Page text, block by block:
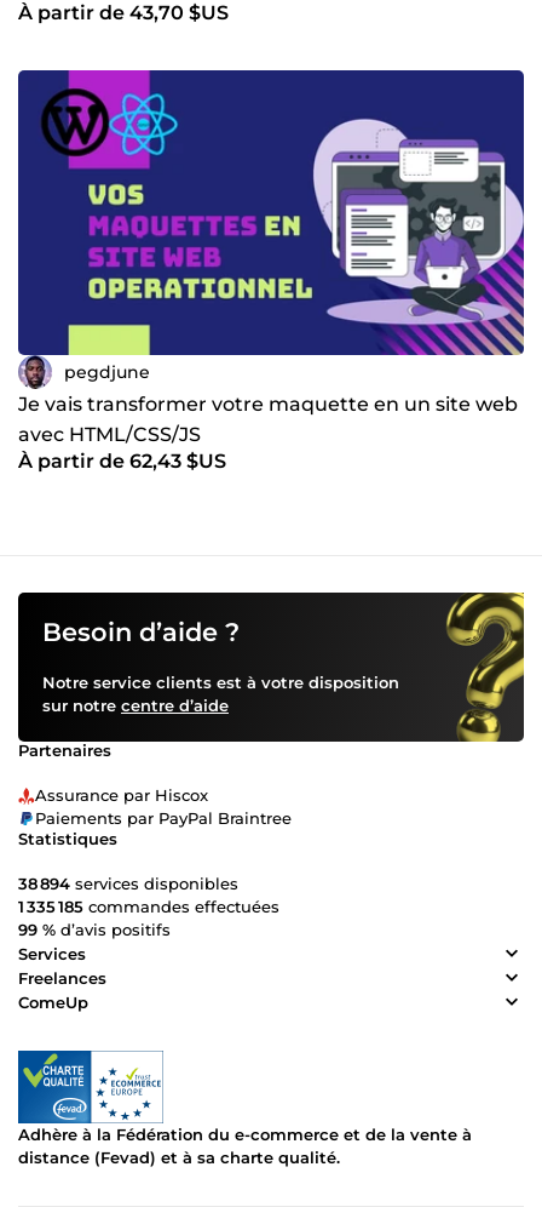
À partir de 43,70 $US
pegdjune
Je vais transformer votre maquette en un site web
avec HTML/CSS/JS
À partir de 62,43 $US
Besoin d’aide ?
Notre service clients est à votre disposition
sur notre centre d’aide
Partenaires
Assurance par Hiscox
Paiements par PayPal Braintree
Statistiques
38 894 services disponibles
1 335 185 commandes effectuées
99 % d’avis positifs
Services
Freelances
ComeUp
Adhère à la Fédération du e-commerce et de la vente à
distance (Fevad) et à sa charte qualité.